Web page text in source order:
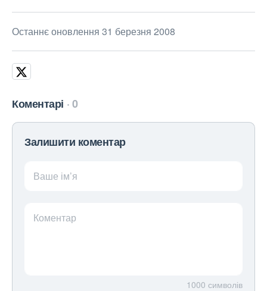
Останнє оновлення 31 березня 2008
Коментарі 0
Залишити коментар
Ваше ім’я
Коментар
1000 символів